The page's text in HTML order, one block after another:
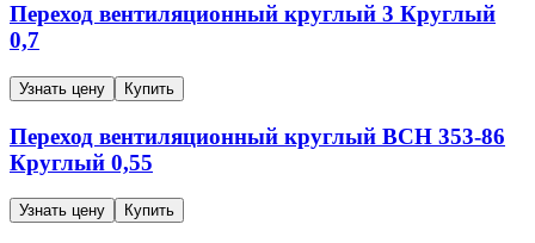
Переход вентиляционный круглый 3 Круглый
0,7
Узнать цену Купить
Переход вентиляционный круглый ВСН 353-86
Круглый 0,55
Узнать цену Купить